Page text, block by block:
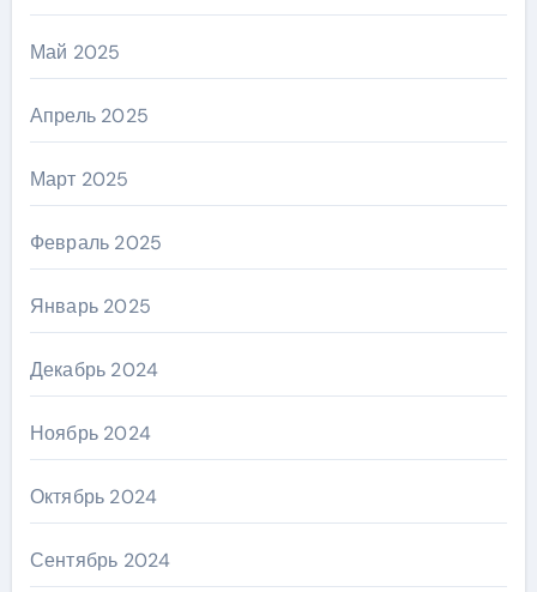
Май 2025
Апрель 2025
Март 2025
Февраль 2025
Январь 2025
Декабрь 2024
Ноябрь 2024
Октябрь 2024
Сентябрь 2024